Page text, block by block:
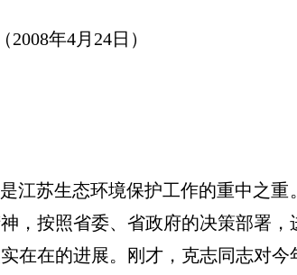
（2008年4月24日）
苏生态环境保护工作的重中之重
，按照省委、省政府的决策部署，
在在的进展。刚才，克志同志对